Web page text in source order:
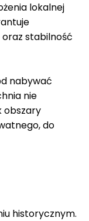
lokalnej
stabilność
nabywać
nie
obszary
do
historycznym.